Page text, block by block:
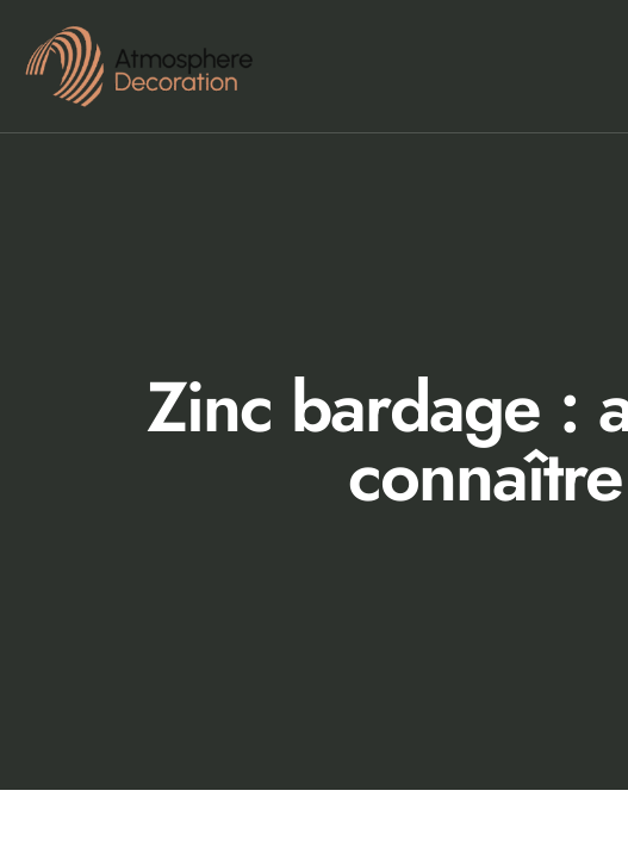
Zinc bardage :